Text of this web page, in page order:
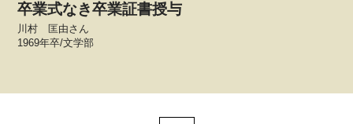
卒業式なき卒業証書授与
川村 匡由さん
1969年卒/文学部